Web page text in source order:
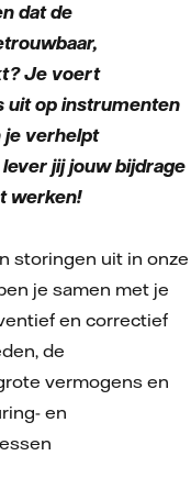
dat de
Je voert
uit op instrumenten
je verhelpt
jij jouw bijdrage
werken!
storingen uit in onze
je samen met je
en correctief
de
vermogens en
en